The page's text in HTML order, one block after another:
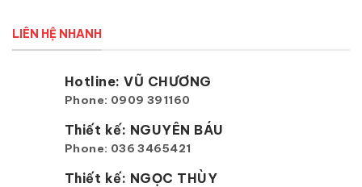
LIÊN HỆ NHANH
Hotline: VŨ CHƯƠNG
Phone: 0909 391160
Thiết kế: NGUYÊN BÁU
Phone: 036 3465421
Thiết kế: NGỌC THÙY